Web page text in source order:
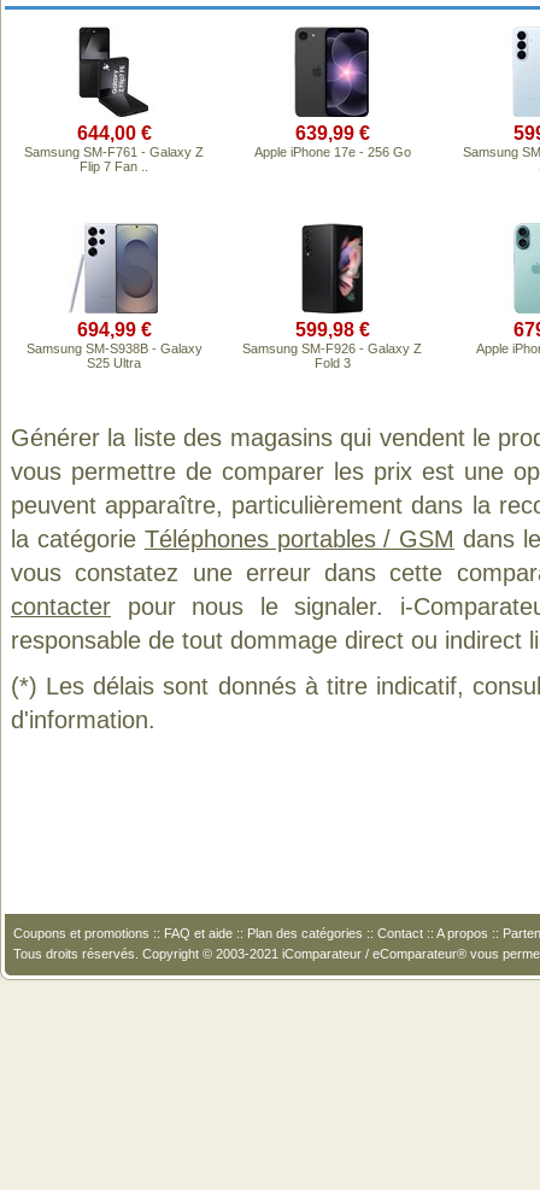
644,00 €
Samsung SM-F761 - Galaxy Z
Flip 7 Fan ..
639,99 €
Apple iPhone 17e - 256 Go
Samsung
694,99 €
Samsung SM-S938B - Galaxy
S25 Ultra
599,98 €
Samsung SM-F926 - Galaxy Z
Fold 3
Apple
Générer la liste des magasins qui vendent le
vous permettre de comparer les prix est une
peuvent apparaître, particulièrement dans la
la catégorie Téléphones portables / GSM dans
vous constatez une erreur dans cette
contacter pour nous le signaler. i-
responsable de tout dommage direct ou indirect
(*) Les délais sont donnés à titre indicatif,
d'information.
Coupons et promotions :: FAQ et aide :: Plan des catégories :: Contact :: A propos ::
Tous droits réservés. Copyright © 2003-2021 iComparateur / eComparateur® vous